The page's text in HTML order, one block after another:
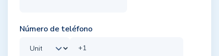
Número de teléfono